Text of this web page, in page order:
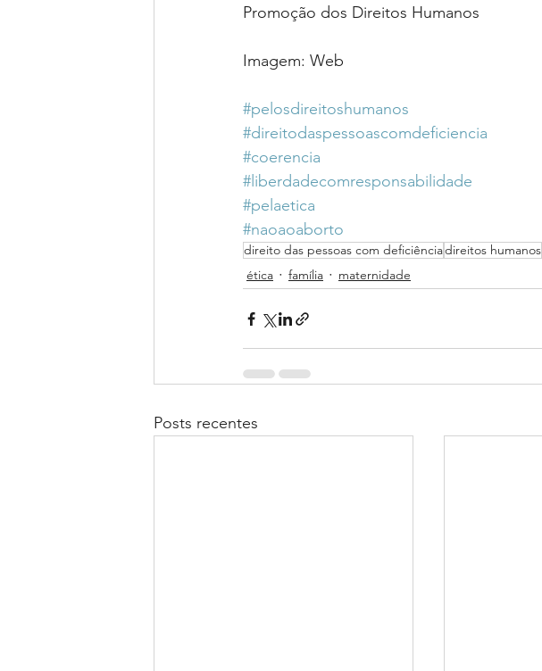
Promoção dos Direitos Humanos
Imagem: Web
#pelosdireitoshumanos
#direitodaspessoascomdeficiencia
#coerencia
#liberdadecomresponsabilidade
#pelaetica
#naoaoaborto
direito das pessoas com deficiênciadireitos humanos
ética
família maternidade
Posts recentes